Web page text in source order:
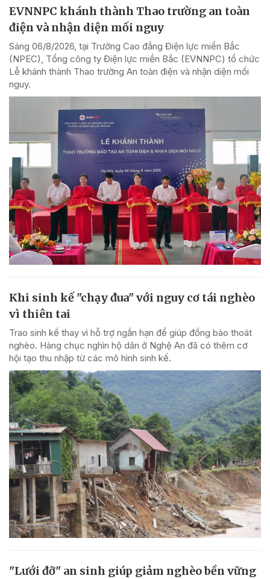
EVNNPC khánh thành Thao trường an toàn
điện và nhận diện mối nguy
Sáng 06/8/2026, tại Trường Cao đẳng Điện lực miền Bắc
(NPEC), Tổng công ty Điện lực miền Bắc (EVNNPC) tổ chức
Lễ khánh thành Thao trường An toàn điện và nhận diện mối
nguy.
Khi sinh kế "chạy đua" với nguy cơ tái nghèo
vì thiên tai
Trao sinh kế thay vì hỗ trợ ngắn hạn để giúp đồng bào thoát
nghèo. Hàng chục nghìn hộ dân ở Nghệ An đã có thêm cơ
hội tạo thu nhập từ các mô hình sinh kế.
"Lưới đỡ" an sinh giúp giảm nghèo bền vững